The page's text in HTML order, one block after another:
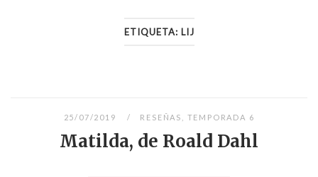
ETIQUETA: LIJ
25/07/2019 RESEÑAS TEMPORADA 6
Matilda, de Roald Dahl